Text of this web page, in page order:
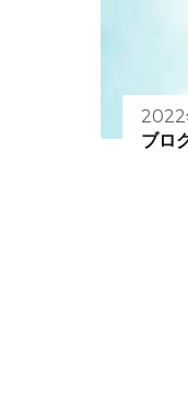
2022
ブロ